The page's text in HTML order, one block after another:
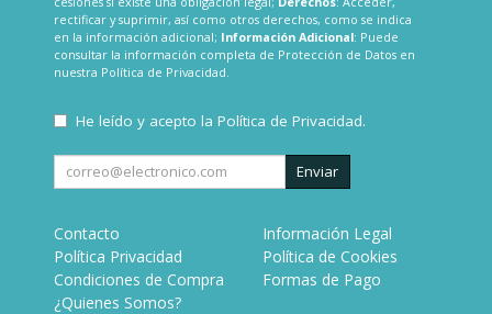
rectificar y suprimir, así como otros derechos, como se indica
en la información adicional; Información Adicional: Puede
consultar la información completa de Protección de Datos en
nuestra Política de Privacidad.
He leído y acepto la Política de Privacidad.
Enviar
Contacto
Información Legal
Política Privacidad
Política de Cookies
Condiciones de Compra
Formas de Pago
¿Quienes Somos?